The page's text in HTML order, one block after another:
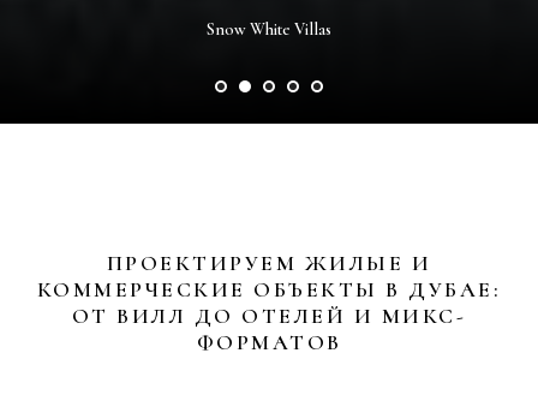
Snow White Villas
ПРОЕКТИРУЕМ ЖИЛЫЕ И
КОММЕРЧЕСКИЕ ОБЪЕКТЫ В ДУБАЕ:
ОТ ВИЛЛ ДО ОТЕЛЕЙ И МИКС-
ФОРМАТОВ